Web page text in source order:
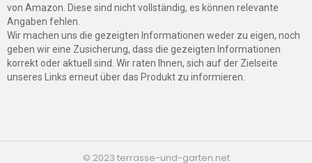
von Amazon. Diese sind nicht vollständig, es können relevante
Angaben fehlen.
Wir machen uns die gezeigten Informationen weder zu eigen, noch
geben wir eine Zusicherung, dass die gezeigten Informationen
korrekt oder aktuell sind. Wir raten Ihnen, sich auf der Zielseite
unseres Links erneut über das Produkt zu informieren.
© 2023 terrasse-und-garten.net